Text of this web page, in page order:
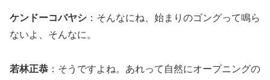
ケンドーコバヤシ ：そんなにね、始まりのゴングって鳴ら
ないよ、そんなに。
若林正恭 ：そうですよね。あれって自然にオープニングの